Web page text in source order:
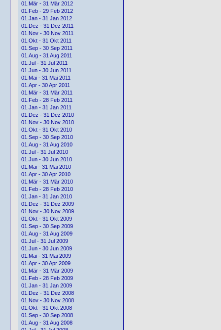
01.Mär - 31 Mär 2012
01.Feb - 29 Feb 2012
01.Jan - 31 Jan 2012
01.Dez - 31 Dez 2011
01.Nov - 30 Nov 2011
01.Okt - 31 Okt 2011
01.Sep - 30 Sep 2011
01.Aug - 31 Aug 2011
01.Jul - 31 Jul 2011
01.Jun - 30 Jun 2011
01.Mai - 31 Mai 2011
01.Apr - 30 Apr 2011
01.Mär - 31 Mär 2011
01.Feb - 28 Feb 2011
01.Jan - 31 Jan 2011
01.Dez - 31 Dez 2010
01.Nov - 30 Nov 2010
01.Okt - 31 Okt 2010
01.Sep - 30 Sep 2010
01.Aug - 31 Aug 2010
01.Jul - 31 Jul 2010
01.Jun - 30 Jun 2010
01.Mai - 31 Mai 2010
01.Apr - 30 Apr 2010
01.Mär - 31 Mär 2010
01.Feb - 28 Feb 2010
01.Jan - 31 Jan 2010
01.Dez - 31 Dez 2009
01.Nov - 30 Nov 2009
01.Okt - 31 Okt 2009
01.Sep - 30 Sep 2009
01.Aug - 31 Aug 2009
01.Jul - 31 Jul 2009
01.Jun - 30 Jun 2009
01.Mai - 31 Mai 2009
01.Apr - 30 Apr 2009
01.Mär - 31 Mär 2009
01.Feb - 28 Feb 2009
01.Jan - 31 Jan 2009
01.Dez - 31 Dez 2008
01.Nov - 30 Nov 2008
01.Okt - 31 Okt 2008
01.Sep - 30 Sep 2008
01.Aug - 31 Aug 2008